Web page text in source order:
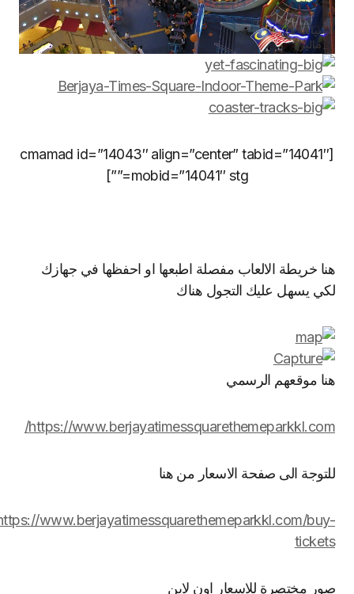
[cmamad id=”14043″ align=”center” tabid=”14041″
mobid=”14041″ stg=””]
هنا خريطة الالعاب مفصلة اطبعها او احفظها في جهازك
لكي يسهل عليك التجول هناك
هنا موقعهم الرسمي
https://www.berjayatimessquarethemeparkkl.com/
للتوجة الى صفحة الاسعار من هنا
https://www.berjayatimessquarethemeparkkl.com/buy-
tickets
صور مختصرة للاسعار اون لاين